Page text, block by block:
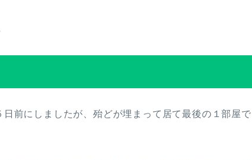
前にしましたが、殆どが埋まって居て最後の１部屋で